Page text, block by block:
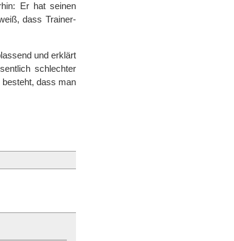
Er hat seinen
dass Trainer-
und erklärt
schlechter
besteht, dass man